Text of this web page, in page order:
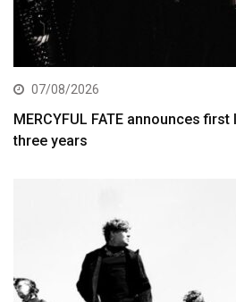
07/08/2026
MERCYFUL FATE announces
three years